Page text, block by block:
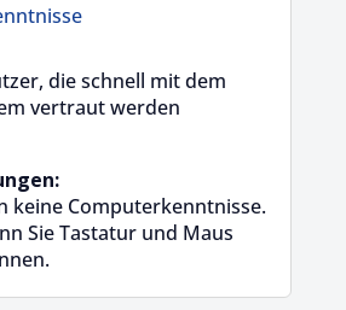
die schnell mit dem
vertraut werden
keine Computerkenntnisse.
Sie Tastatur und Maus